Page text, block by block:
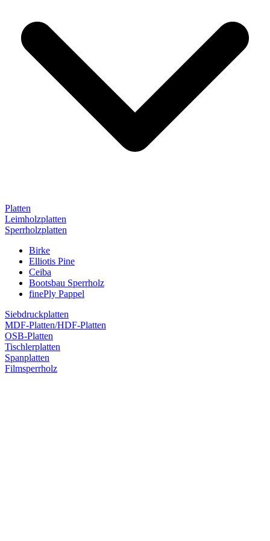
Platten
Leimholzplatten
Sperrholzplatten
Birke
Elliotis Pine
Ceiba
Bootsbau Sperrholz
finePly Pappel
Siebdruckplatten
MDF-Platten/HDF-Platten
OSB-Platten
Tischlerplatten
Spanplatten
Filmsperrholz